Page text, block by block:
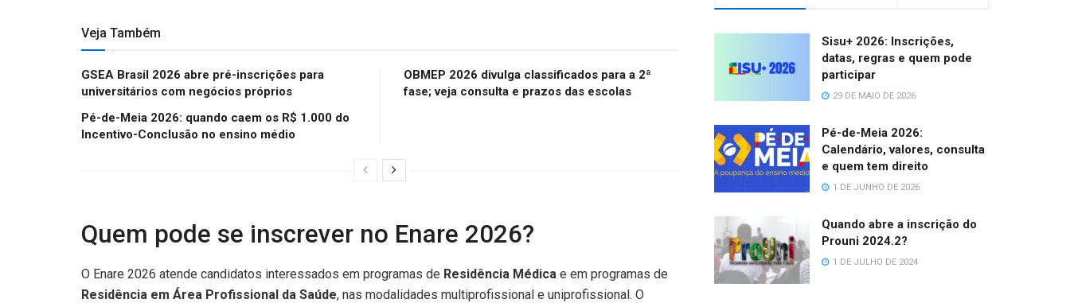
Veja Também
GSEA Brasil 2026 abre pré-inscrições para
universitários com negócios próprios
Pé-de-Meia 2026: quando caem os R$ 1.000 do
Incentivo-Conclusão no ensino médio
OBMEP 2026 divulga classificados para a 2ª
fase; veja consulta e prazos das escolas
Quem pode se inscrever no Enare 2026?
O Enare 2026 atende candidatos interessados em programas de Residência Médica e em programas de
Residência em Área Profissional da Saúde, nas modalidades multiprofissional e uniprofissional. O
Sisu+ 2026: Inscrições,
datas, regras e quem pode
participar
29 DE MAIO DE 2026
Pé-de-Meia 2026:
Calendário, valores, consulta
e quem tem direito
1 DE JUNHO DE 2026
Quando abre a inscrição do
Prouni 2024.2?
1 DE JULHO DE 2024